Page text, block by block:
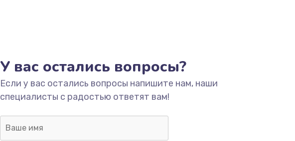
У вас остались вопросы?
Если у вас остались вопросы напишите нам, наши
специалисты с радостью ответят вам!